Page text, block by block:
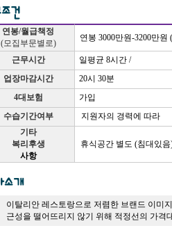
연봉/월급책정
(모집부문별로)
연봉 3000만원-3200만원
근무시간
일평균 8시간 /
업장마감시간
20시 30분
4대보험
가입
수습기간여부
지원자의 경력에 따라
기타
복리후생
사항
휴식공간 별도 (침대있음
이탈리안 레스토랑으로 저렴한 브랜드 이미
근성을 떨어뜨리지 않기 위해 적정선의 가격